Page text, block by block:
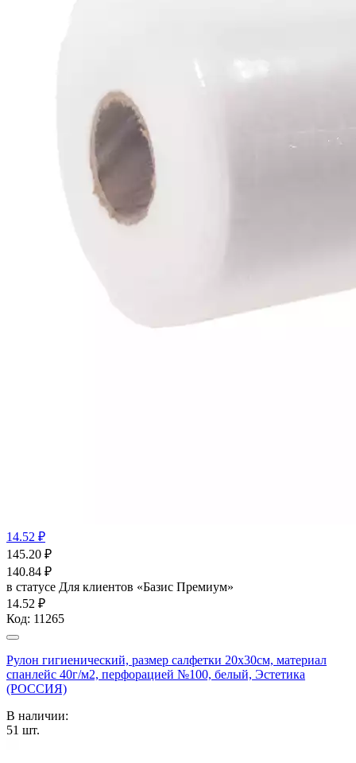
14.52 ₽
145.20 ₽
140.84 ₽
в статусе Для клиентов «Базис Премиум»
14.52 ₽
Код: 11265
Рулон гигиенический, размер салфетки 20х30см, материал
спанлейс 40г/м2, перфорацией №100, белый, Эстетика
(РОССИЯ)
В наличии:
51 шт.